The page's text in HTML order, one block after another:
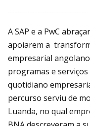
A SAP e a PwC
apoiarem a
empresarial
programas e
quotidiano
percurso serviu de
Luanda, no qual